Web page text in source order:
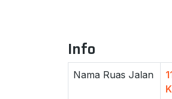
Info
Nama Ruas Jalan